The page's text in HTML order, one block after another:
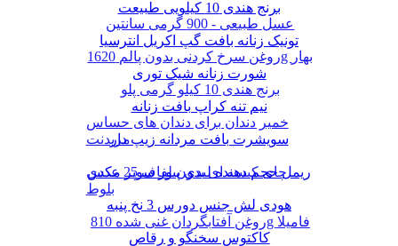
عسل طبیعی - 900 گرمی سانتین
روغن سرخ کردنی بدون پالم 1620g بهار
برنج هندی 10 کیلو گرمی پلو
خمیر دندان برای دندان های حساس
مریدنت
چای کیسه ای بدون لفاف 25 عددی
بلوط
روغن آفتابگردان غنی شده 810g فامیلا
برنج هندی 10 کیلویی طبیعت
تونیک زنانه بافت گپ اکریل انترسیا
شورت زنانه شیک توری
نیم تنه کراپ بافت زنانه
سویشرت بافت مردانه زیپ دار
ریمل حجم دهنده لیدی پیور سوپر مکس
هودی لش جنس دورس 3 نخ پنبه
کاکتوس سخنگو و رقاص